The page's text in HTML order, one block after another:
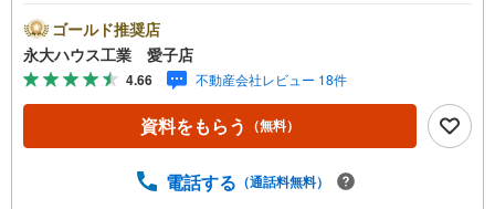
の多数店舗で展開中！こちらでは当社の強みを大きく2つに
分けてご紹介！1.＜豊富な不動産知識＞戸建・マンショ
ン・土地…と種別を問わず不動産を取り扱っております。
さらに教育施設や商業施設、子育て環境や行政などの地域
情報を総合し、お客様により良い物件選びをしていただけ
るよう、しっかりとサポートさせていただきます。2.＜経
し】【リフォーム】など住宅に関する様々なご相談はもち
ゴールド推奨店
永大ハウス工業 愛子店
4.66 不動産会社レビュー 18件
資料をもらう （無料）
電話する （通話料無料）